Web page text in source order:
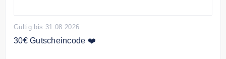
Gültig bis 31.08.2026
30€ Gutscheincode ❤️